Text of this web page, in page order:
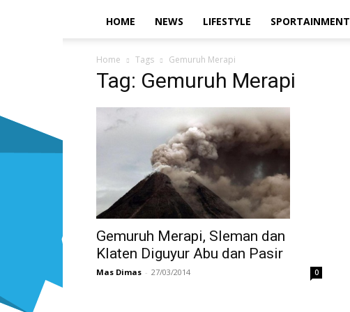
HOME NEWS LIFESTYLE SPORTAINMENT
Home Tags Gemuruh Merapi
Tag: Gemuruh Merapi
Gemuruh Merapi, Sleman dan
Klaten Diguyur Abu dan Pasir
Mas Dimas - 27/03/2014 0